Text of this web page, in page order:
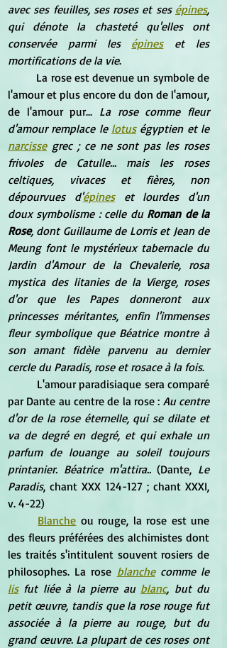
avec ses feuilles, ses roses et ses épines,
qui dénote la chasteté qu'elles ont
conservée parmi les épines et les
mortifications de la vie.
l'amour et plus encore du don de l'amour,
de l'amour pur... La rose comme fleur
d'amour remplace le lotus
égyptien et le
narcisse grec ; ce ne sont pas les roses
frivoles de Catulle... mais les roses
celtiques, vivaces et fières, non
dépourvues d'épines et lourdes d'un
doux symbolisme : celle du Roman de la
Rose, dont Guillaume de Lorris et Jean de
Meung font le mystérieux tabernacle du
Jardin d'Amour de la Chevalerie, rosa
mystica des litanies de la Vierge, roses
d'or que les Papes donneront aux
princesses méritantes, enfin l'immenses
fleur symbolique que Béatrice montre à
son amant fidèle parvenu au dernier
cercle du Paradis, rose et rosace à la fois.
par Dante au centre de la rose : Au centre
d'or de la rose éternelle, qui se dilate et
va de degré en degré, et qui exhale un
parfum de louange au soleil toujours
printanier. Béatrice m'attira.. (Dante, Le
Paradis, chant XXX 124-127 ; chant XXXI,
v. 4-22)
Blanche ou rouge, la rose est une
des fleurs préférées des alchimistes dont
les traités s'intitulent souvent rosiers de
philosophes. La rose blanche
comme le
lis fut liée à la pierre au blanc, but du
petit œuvre, tandis que la rose rouge fut
associée à la pierre au rouge, but du
grand œuvre. La plupart de ces roses ont